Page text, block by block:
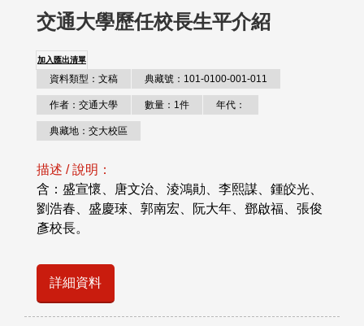
交通大學歷任校長生平介紹
加入匯出清單
資料類型：文稿 典藏號：101-0100-001-011
作者：交通大學 數量：1件 年代：
典藏地：交大校區
描述 / 說明：
含：盛宣懷、唐文治、淩鴻勛、李熙謀、鍾皎光、
劉浩春、盛慶琜、郭南宏、阮大年、鄧啟福、張俊
彥校長。
詳細資料